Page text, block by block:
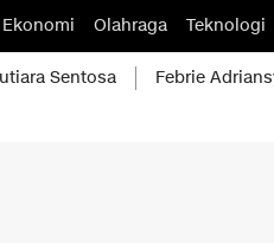
Ekonomi Olahraga Teknologi
Sentosa Febrie